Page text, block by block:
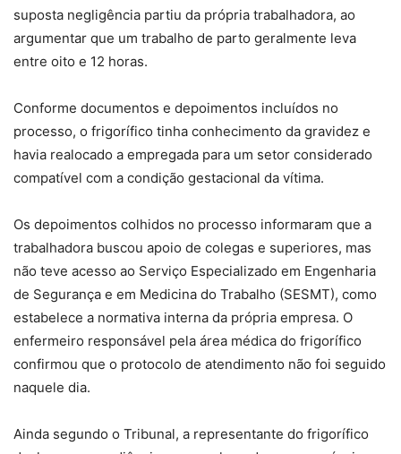
suposta negligência partiu da própria trabalhadora, ao
argumentar que um trabalho de parto geralmente leva
entre oito e 12 horas.
Conforme documentos e depoimentos incluídos no
processo, o frigorífico tinha conhecimento da gravidez e
havia realocado a empregada para um setor considerado
compatível com a condição gestacional da vítima.
Os depoimentos colhidos no processo informaram que a
trabalhadora buscou apoio de colegas e superiores, mas
não teve acesso ao Serviço Especializado em Engenharia
de Segurança e em Medicina do Trabalho (SESMT), como
estabelece a normativa interna da própria empresa. O
enfermeiro responsável pela área médica do frigorífico
confirmou que o protocolo de atendimento não foi seguido
naquele dia.
Ainda segundo o Tribunal, a representante do frigorífico